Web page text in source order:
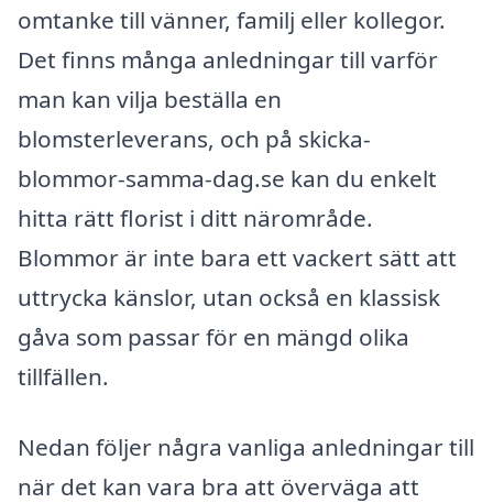
omtanke till vänner, familj eller kollegor.
Det finns många anledningar till varför
man kan vilja beställa en
blomsterleverans, och på skicka-
blommor-samma-dag.se kan du enkelt
hitta rätt florist i ditt närområde.
Blommor är inte bara ett vackert sätt att
uttrycka känslor, utan också en klassisk
gåva som passar för en mängd olika
tillfällen.
Nedan följer några vanliga anledningar till
när det kan vara bra att överväga att